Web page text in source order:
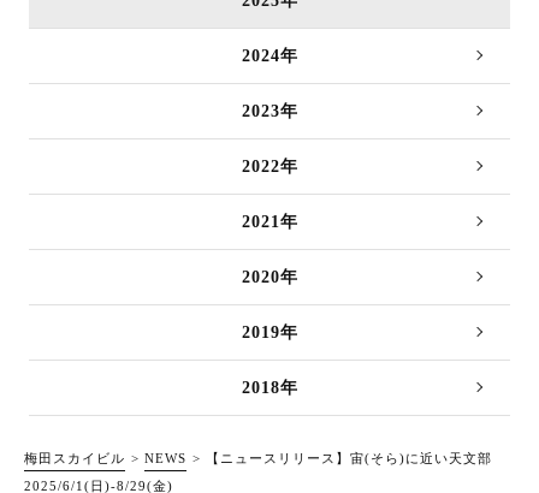
2024年
2023年
2022年
2021年
2020年
2019年
2018年
梅田スカイビル NEWS
【ニュースリリース】宙(そら)に近い天文部
2025/6/1(日)-8/29(金)